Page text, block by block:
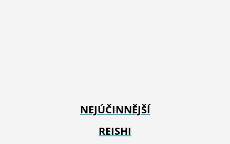
NEJÚČINNĚJŠÍ
REISHI